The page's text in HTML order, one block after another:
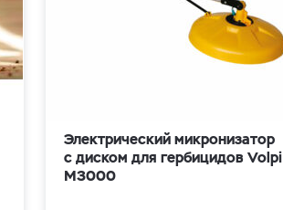
Электрический микронизатор
с диском для гербицидов Volpi
M3000